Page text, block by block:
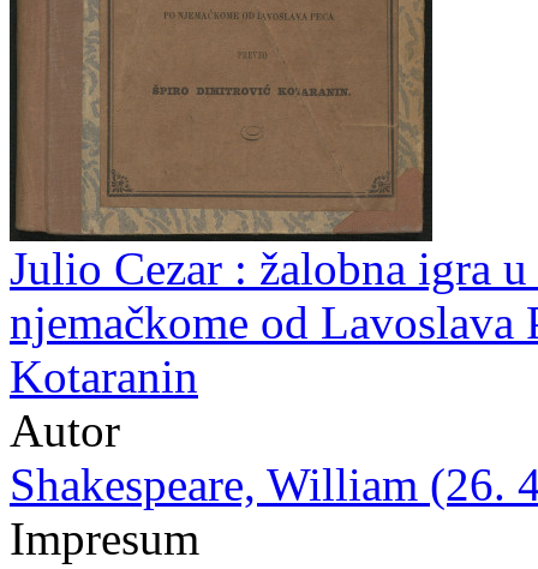
Julio Cezar : žalobna igra
njemačkome od
Kotaranin
Autor
Shakespeare, William (26.
Impresum